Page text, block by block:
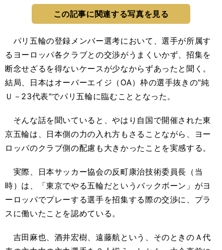
この記事に関連する写真を見る
パリ五輪の登録メンバー選考において、選手が所属す
るヨーロッパ各クラブとの交渉がうまくいかず、招集を
断念せざるを得ないケースが少なからずあったと聞く。
結局、日本はオーバーエイジ（OA）枠の選手抜きの"純
Ｕ－23代表"でパリ五輪に臨むこととなった。
そんな話を聞いていると、やはり自国で開催された東
京五輪は、日本側の力の入れ方もさることながら、ヨー
ロッパのクラブ側の配慮も大きかったことを実感する。
実際、日本サッカー協会の反町康治技術委員長（当
時）は、「東京でやる五輪だというバックボーン」がヨ
ーロッパでプレーする選手を招集する際の交渉に、プラ
スに働いたことを認めている。
吉田麻也、酒井宏樹、遠藤航という、そのときのＡ代